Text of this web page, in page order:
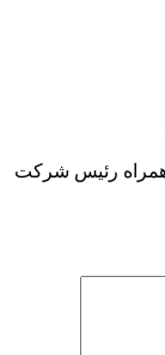
همراه رئیس شرکت